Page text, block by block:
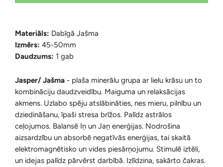
Materiāls: Dabīgā Jašma
Izmērs: 45-50mm
Daudzums: 1 gab
Jasper/ Jašma - plaša minerālu grupa ar lielu krāsu un to
kombināciju daudzveidību. Maiguma un relaksācijas
akmens. Uzlabo spēju atslābināties, nes mieru, pilnību un
dziedināšanu, īpaši stresa brīžos. Palīdz astrālos
ceļojumos. Balansē Iņ un Jaņ enerģijas. Nodrošina
aizsardzību un absorbē negatīvās enerģijas, tai skaitā
elektromagnētisko un vides piesārņojumu. Stimulē iztēli,
un idejas palīdz pārvērst darbībā. Izlīdzina, sakārto čakras.